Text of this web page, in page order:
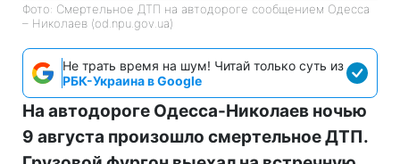
Фото: Смертельное ДТП на автодороге сообщением Одесса
– Николаев (od.npu.gov.ua)
Не трать время на шум! Читай только суть из
РБК-Украина в Google
На автодороге Одесса-Николаев ночью
9 августа произошло смертельное ДТП.